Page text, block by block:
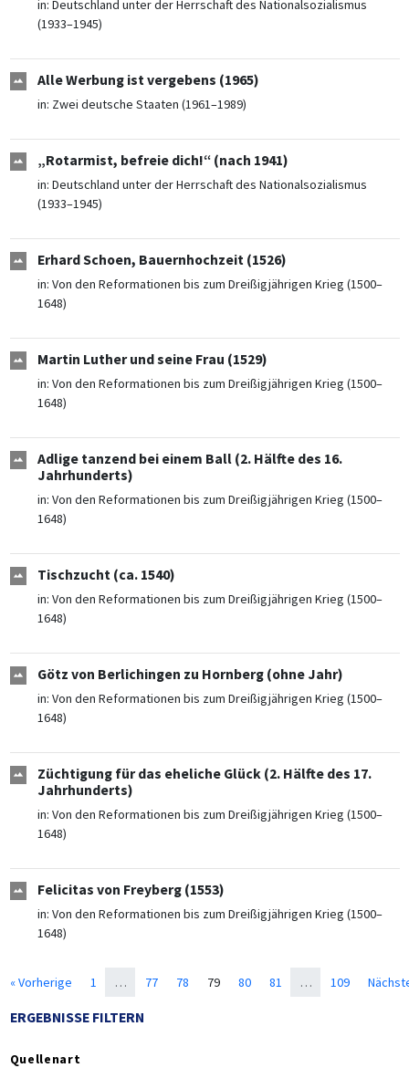
in: Deutschland unter der Herrschaft des Nationalsozialismus
(1933–1945)
Alle Werbung ist vergebens (1965)
in: Zwei deutsche Staaten (1961–1989)
„Rotarmist, befreie dich!“ (nach 1941)
in: Deutschland unter der Herrschaft des Nationalsozialismus
(1933–1945)
Erhard Schoen, Bauernhochzeit (1526)
in: Von den Reformationen bis zum Dreißigjährigen Krieg (1500–
1648)
Martin Luther und seine Frau (1529)
in: Von den Reformationen bis zum Dreißigjährigen Krieg (1500–
1648)
Adlige tanzend bei einem Ball (2. Hälfte des 16.
Jahrhunderts)
in: Von den Reformationen bis zum Dreißigjährigen Krieg (1500–
1648)
Tischzucht (ca. 1540)
in: Von den Reformationen bis zum Dreißigjährigen Krieg (1500–
1648)
Götz von Berlichingen zu Hornberg (ohne Jahr)
in: Von den Reformationen bis zum Dreißigjährigen Krieg (1500–
1648)
Züchtigung für das eheliche Glück (2. Hälfte des 17.
Jahrhunderts)
in: Von den Reformationen bis zum Dreißigjährigen Krieg (1500–
1648)
Felicitas von Freyberg (1553)
in: Von den Reformationen bis zum Dreißigjährigen Krieg (1500–
1648)
« Vorherige 1 … 77 78 79 80 81 … 109
ERGEBNISSE FILTERN
Quellenart